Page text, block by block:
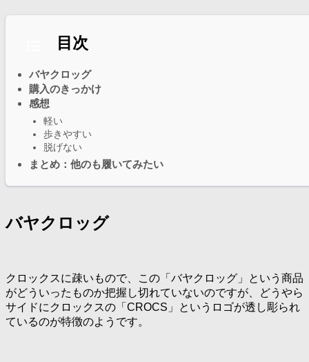
目次
バヤクロッグ
購入のきっかけ
感想
軽い
歩きやすい
脱げない
まとめ：他のも履いてみたい
バヤクロッグ
クロックスに疎いもので、この「バヤクロッグ」という商品
がどういったものか把握し切れていないのですが、どうやら
サイドにクロックスの「CROCS」というロゴが透し彫られ
ているのが特徴のようです。